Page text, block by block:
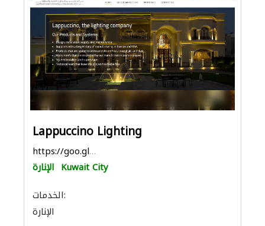
Lappuccino Lighting
https://goo.gl/maps/cBJNGqdvLCuKoChK8
الإنارة Kuwait City
الخدمات:
الإنارة